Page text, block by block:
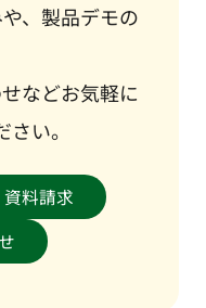
、製品デモの
などお気軽に
い。
資料請求